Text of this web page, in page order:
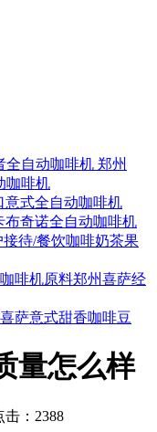
郑州
咖啡机
布奇诺全自动咖啡机
接待/餐饮咖啡奶茶果
咖啡机原料郑州喜萨经
萨意式甜香咖啡豆
量怎么样
：2388